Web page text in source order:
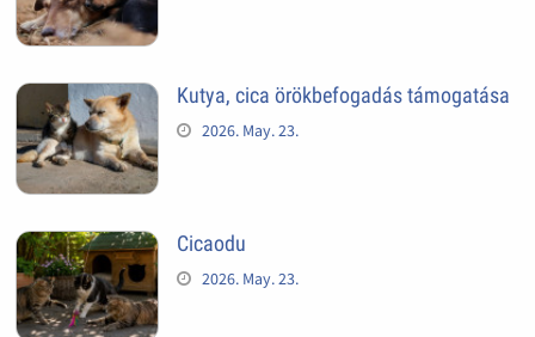
Kutya, cica örökbefogadás támogatása
2026. May. 23.
Cicaodu
2026. May. 23.